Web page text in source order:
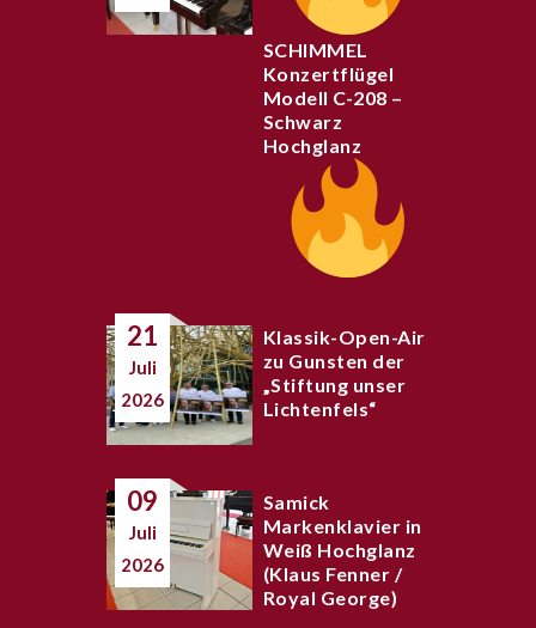
SCHIMMEL
Konzertflügel
Modell C-208 –
Schwarz
Hochglanz
21
Juli
2026
Klassik-Open-Air
zu Gunsten der
„Stiftung unser
Lichtenfels“
09
Juli
2026
Samick
Markenklavier in
Weiß Hochglanz
(Klaus Fenner /
Royal George)